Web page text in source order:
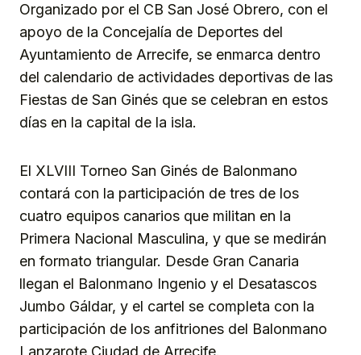
Organizado por el CB San José Obrero, con el
apoyo de la Concejalía de Deportes del
Ayuntamiento de Arrecife, se enmarca dentro
del calendario de actividades deportivas de las
Fiestas de San Ginés que se celebran en estos
días en la capital de la isla.
El XLVIII Torneo San Ginés de Balonmano
contará con la participación de tres de los
cuatro equipos canarios que militan en la
Primera Nacional Masculina, y que se medirán
en formato triangular. Desde Gran Canaria
llegan el Balonmano Ingenio y el Desatascos
Jumbo Gáldar, y el cartel se completa con la
participación de los anfitriones del Balonmano
Lanzarote Ciudad de Arrecife.